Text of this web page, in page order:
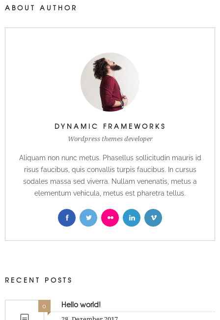
ABOUT AUTHOR
DYNAMIC FRAMEWORKS
Wordpress themes developer
Aliquam non nunc metus. Phasellus sollicitudin mauris id
risus faucibus, quis convallis turpis faucibus. In cursus
sodales massa sed viverra. Nullam venenatis, metus a
elementum vehicula, metus est pharetra tellus.
RECENT POSTS
0 Hello world!